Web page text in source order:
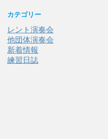
カテゴリー
レント演奏会
他団体演奏会
新着情報
練習日誌